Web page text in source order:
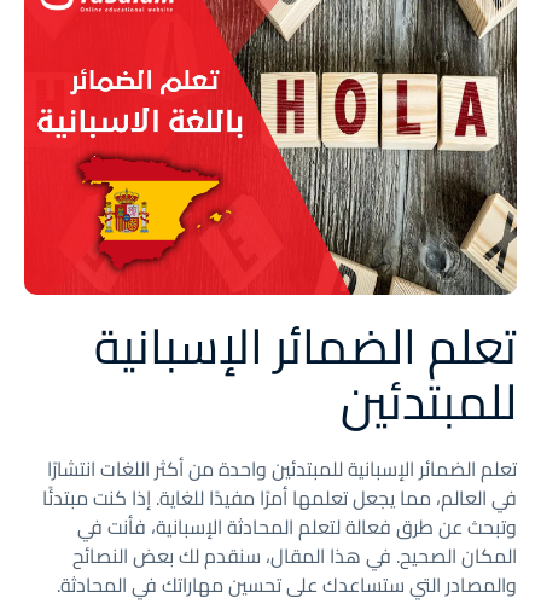
تعلم الضمائر الإسبانية
للمبتدئين
تعلم الضمائر الإسبانية للمبتدئين واحدة من أكثر اللغات انتشارًا
في العالم، مما يجعل تعلمها أمرًا مفيدًا للغاية. إذا كنت مبتدئًا
وتبحث عن طرق فعالة لتعلم المحادثة الإسبانية، فأنت في
المكان الصحيح. في هذا المقال، سنقدم لك بعض النصائح
والمصادر التي ستساعدك على تحسين مهاراتك في المحادثة.